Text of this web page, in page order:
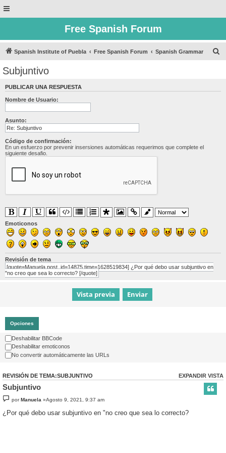
Free Spanish Forum
Spanish Institute of Puebla Free Spanish Forum Spanish Grammar
Subjuntivo
PUBLICAR UNA RESPUESTA
Nombre de Usuario:
Asunto:
Código de confirmación:
En un esfuerzo por prevenir insersiones automáticas requerimos que complete el
siguiente desafio.
Emoticonos
Revisión de tema
[quote=Manuela post_id=14875 time=1628519834] ¿Por qué debo usar subjuntivo en
"no creo que sea lo correcto? [/quote]
Opciones
Deshabilitar BBCode
Deshabilitar emoticonos
No convertir automáticamente las URLs
EXPANDIR VISTA
REVISIÓN DE TEMA:SUBJUNTIVO
Subjuntivo
porManuela »Agosto 9, 2021, 9:37 am
¿Por qué debo usar subjuntivo en "no creo que sea lo correcto?